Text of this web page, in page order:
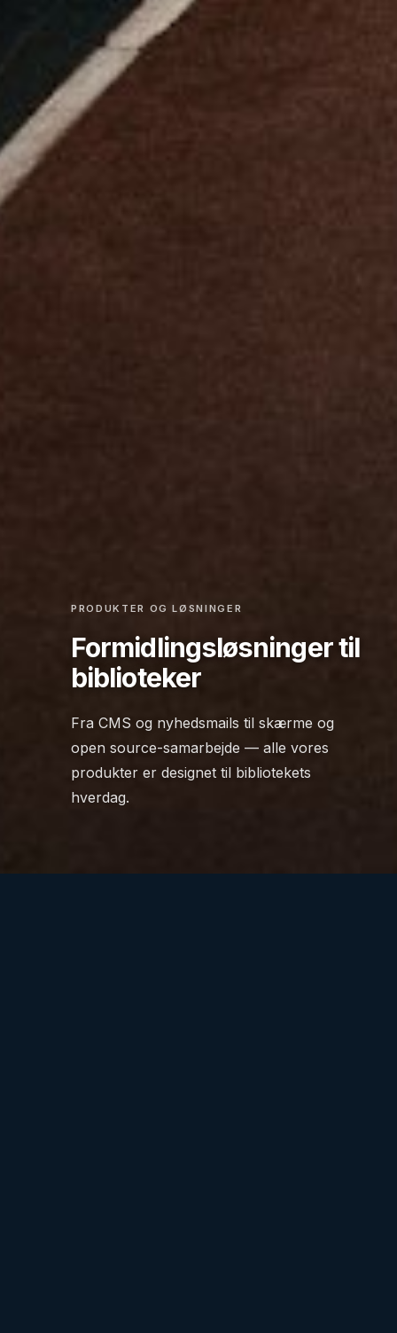
PRODUKTER OG LØSNINGER
Formidlingsløsninger til
biblioteker
Fra CMS og nyhedsmails til skærme og
open source-samarbejde — alle vores
produkter er designet til bibliotekets
hverdag.